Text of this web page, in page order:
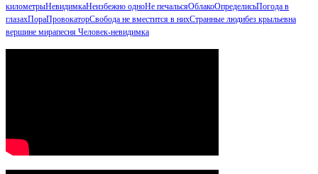
километрыНевидимкаНеизбежно одноНе печальсяОблакоОпределисьПогода в
глазахПораПровокаторСвобода не вместится в нихСтранные людибез крыльевна
вершине мирапесня Человек-невидимка